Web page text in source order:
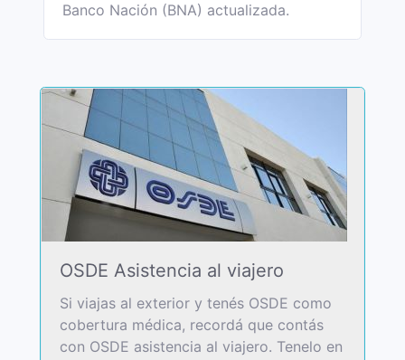
Banco Nación (BNA) actualizada.
OSDE Asistencia al viajero
Si viajas al exterior y tenés OSDE como
cobertura médica, recordá que contás
con OSDE asistencia al viajero. Tenelo en